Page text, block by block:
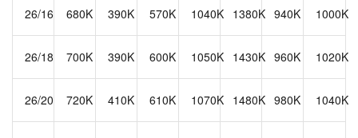
26/16 680K 390K 570K 1040K 1380K 940K 1000K
26/18 700K 390K 600K 1050K 1430K 960K 1020K
26/20 720K 410K 610K 1070K 1480K 980K 1040K